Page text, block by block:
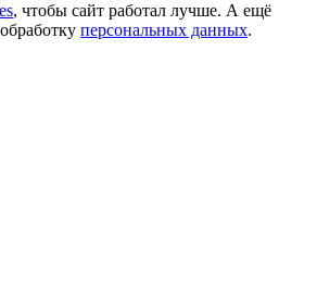
, чтобы сайт работал лучше. А ещё
персональных данных.